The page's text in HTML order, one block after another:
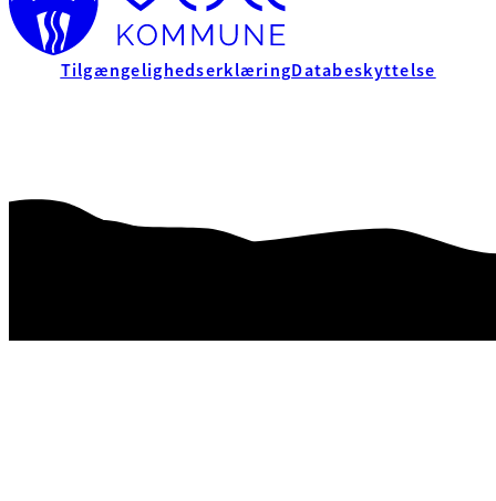
TilgængelighedserklæringDatabeskyttelse